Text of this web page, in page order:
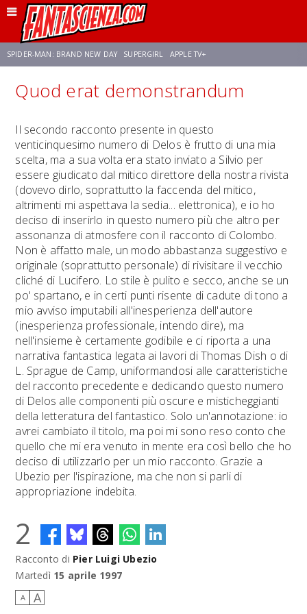
SPIDER-MAN: BRAND NEW DAY SUPERGIRL APPLE TV+
FRANCO RICCIARDIELLO ZENDAYA STAR TREK AVENGERS: DOOMSDAY
NETFLIX SADIE SINK CELIA ROSE GOODING
Quod erat demonstrandum
Il secondo racconto presente in questo
venticinquesimo numero di Delos è frutto di una mia
scelta, ma a sua volta era stato inviato a Silvio per
essere giudicato dal mitico direttore della nostra rivista
(dovevo dirlo, soprattutto la faccenda del mitico,
altrimenti mi aspettava la sedia... elettronica), e io ho
deciso di inserirlo in questo numero più che altro per
assonanza di atmosfere con il racconto di Colombo.
Non è affatto male, un modo abbastanza suggestivo e
originale (soprattutto personale) di rivisitare il vecchio
cliché di Lucifero. Lo stile è pulito e secco, anche se un
po' spartano, e in certi punti risente di cadute di tono a
mio avviso imputabili all'inesperienza dell'autore
(inesperienza professionale, intendo dire), ma
nell'insieme è certamente godibile e ci riporta a una
narrativa fantastica legata ai lavori di Thomas Dish o di
L. Sprague de Camp, uniformandosi alle caratteristiche
del racconto precedente e dedicando questo numero
di Delos alle componenti più oscure e misticheggianti
della letteratura del fantastico. Solo un'annotazione: io
avrei cambiato il titolo, ma poi mi sono reso conto che
quello che mi era venuto in mente era così bello che ho
deciso di utilizzarlo per un mio racconto. Grazie a
Ubezio per l'ispirazione, ma che non si parli di
appropriazione indebita.
2
Racconto di Pier Luigi Ubezio
Martedì 15 aprile 1997
A A